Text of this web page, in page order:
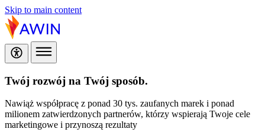
Skip to main content
Twój rozwój na Twój sposób.
Nawiąż współpracę z ponad 30 tys. zaufanych marek i ponad
milionem zatwierdzonych partnerów, którzy wspierają Twoje cele
marketingowe i przynoszą rezultaty